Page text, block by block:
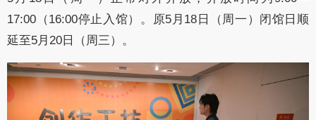
17:00（16:00停止入馆）。原5月18日（周一）闭馆日顺
延至5月20日（周三）。